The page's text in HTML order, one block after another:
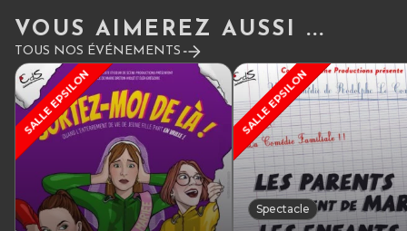
VOUS AIMEREZ AUSSI ...
TOUS NOS ÉVÉNEMENTS
SALLE EPSILON SALLE EPSILON
Spectacle